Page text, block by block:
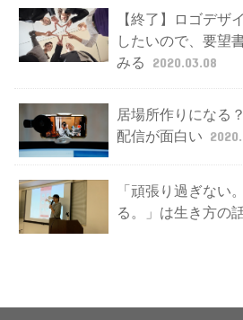
【終了】ロゴデザ
したいので、要望
みる
2020.03.08
居場所作りになる
配信が面白い
「頑張り過ぎない
る。」は生き方の